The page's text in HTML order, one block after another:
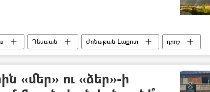
Դեսպան Ժոնաթան Լաքոտ
դրոշ
«մեր» ու «ձեր»-ի